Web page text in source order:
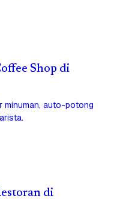
Shop di
minuman, auto-potong
di